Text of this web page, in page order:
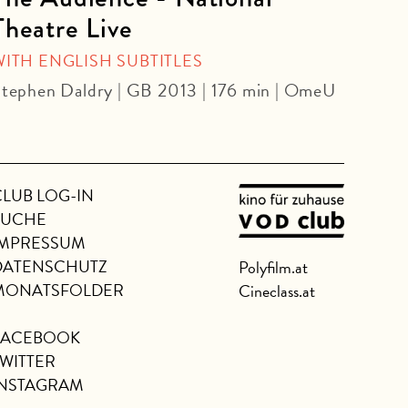
Live
ENGLISH SUBTITLES
Daldry | GB 2013 | 176 min | OmeU
LOG-IN
Polyfilm.at
Cineclass.at